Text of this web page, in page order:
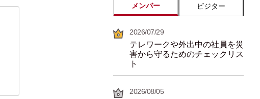
メンバー ビジター
2026/07/29
テレワークや外出中の社員を災
害から守るためのチェックリス
ト
2026/08/05